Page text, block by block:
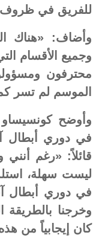
للفريق في
وأضاف: «هناك
وجميع الأقسام
محترفون
الموسم لم تسر
وأوضح
في دوري أبطال
قائلاً: «رغم
ليست سهلة،
في دوري أبطال
وخرجنا بالطريقة
كان إيجابياً من